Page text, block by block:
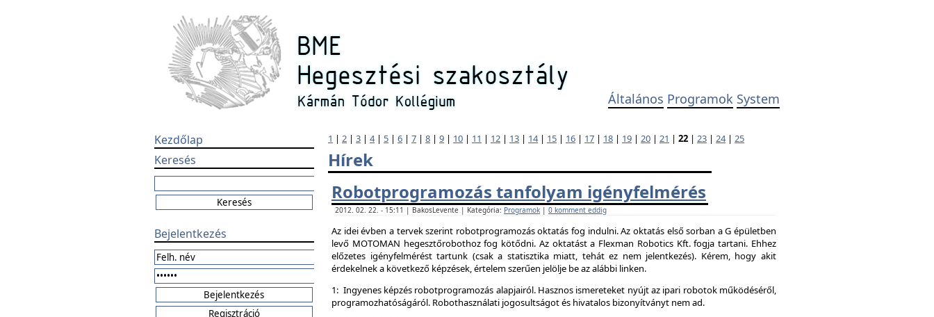
Általános Programok System
Kezdőlap
Keresés
Bejelentkezés
1 | 2 | 3 | 4| 5 | 6 | 7 | 8 | 9 | 10 | 11 | 12 | 13 | 14| 15 | 16 | 17 | 18 | 19 | 20 | 21 | 22 | 23 | 24| 25
Hírek
Robotprogramozás tanfolyam igényfelmérés
2012. 02. 22. - 15:11 | BakosLevente | Kategória: Programok | 0 komment eddig
Az idei évben a tervek szerint robotprogramozás oktatás fog indulni. Az oktatás első sorban a G épületben
levő MOTOMAN hegesztőrobothoz fog kötődni. Az oktatást a Flexman Robotics Kft. fogja tartani. Ehhez
előzetes igényfelmérést tartunk (csak a statisztika miatt, tehát ez nem jelentkezés). Kérem, hogy akit
érdekelnek a következő képzések, értelem szerűen jelölje be az alábbi linken.
1: Ingyenes képzés robotprogramozás alapjairól. Hasznos ismereteket nyújt az ipari robotok működéséről,
programozhatóságáról. Robothasználati jogosultságot és hivatalos bizonyítványt nem ad.